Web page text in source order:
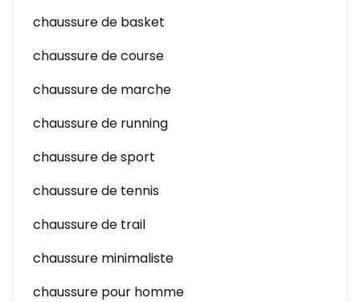
chaussure de basket
chaussure de course
chaussure de marche
chaussure de running
chaussure de sport
chaussure de tennis
chaussure de trail
chaussure minimaliste
chaussure pour homme